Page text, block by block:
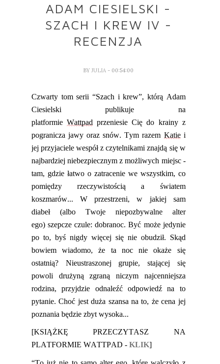
ADAM CIESIELSKI -
SZACH I KREW IV -
RECENZJA
BYJULIA - 00:54:00
Czwarty tom serii “Szach i krew”, którą Adam
Ciesielski publikuje na
platformieWattpad przeniesie Cię do krainy z
pogranicza jawy oraz snów. Tym razem Katiei
jej przyjaciele wespół z czytelnikami znajdą się w
najbardziej niebezpiecznym z możliwych miejsc -
tam, gdzie łatwo o zatracenie we wszystkim, co
pomiędzy rzeczywistością a światem
koszmarów... Wprzestrzeni, w jakiej sam
diabeł(albo Twoje niepozbywalne alter
ego) szepcze czule: dobranoc. Być może jedynie
po to, byś nigdy więcej się nie obudził. Skąd
bowiem wiadomo, że ta nocnieokaże się
ostatnią? Nieustraszonej grupie, stającej się
powoli drużyną zgraną niczym najcenniejsza
rodzina, przyjdzie odnaleźć odpowiedź na to
pytanie. Choć jest duża szansa na to, że cena jej
poznania będzie zbyt wysoka...
[KSIĄŻKĘ PRZECZYTASZ NA
PLATFORMIE WATTPAD - KLIK]